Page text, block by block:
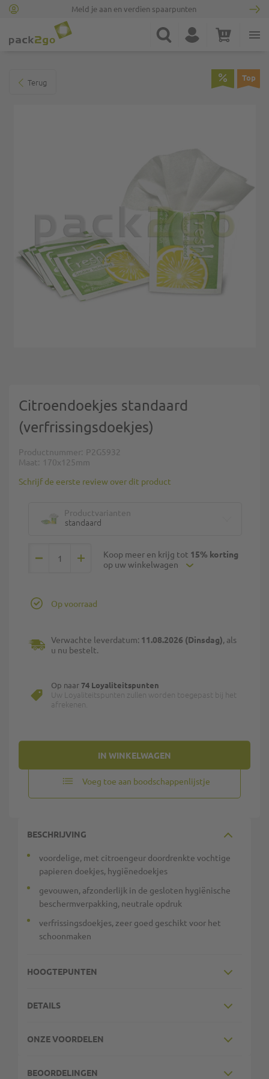
Meld je aan en verdien spaarpunten
Ga naar homepagina
Zoek Account Winkelwagen
Terug Top
Citroendoekjes standaard
(verfrissingsdoekjes)
Productnummer P2G5932
Maat
170x125mm
Schrijf de eerste review over dit product
Productvarianten
standaard
Koop meer en krijg tot 15% korting
op uw winkelwagen
IN WINKELWAGEN
Op voorraad
Verwachte leverdatum: 11.08.2026 (Dinsdag), als
u nu bestelt.
Op naar74 Loyaliteitspunten
Uw Loyaliteitspunten zullen worden toegepast bij het
afrekenen.
Voeg toe aan boodschappenlijstje
BESCHRIJVING
voordelige, met citroengeur doordrenkte vochtige
papieren doekjes, hygiënedoekjes
gevouwen, afzonderlijk in de gesloten hygiënische
beschermverpakking, neutrale opdruk
verfrissingsdoekjes, zeer goed geschikt voor het
schoonmaken
HOOGTEPUNTEN
DETAILS
ONZE VOORDELEN
BEOORDELINGEN